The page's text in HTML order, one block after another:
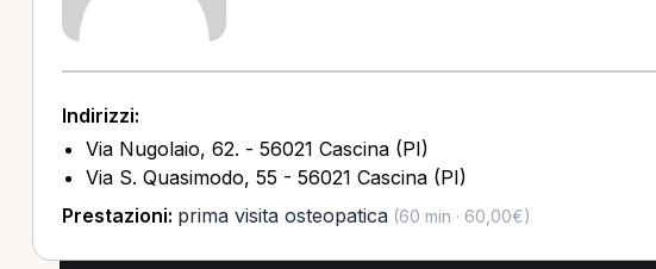
Indirizzi:
Via Nugolaio, 62. - 56021 Cascina (PI)
Via S. Quasimodo, 55 - 56021 Cascina (PI)
Prestazioni: prima visita osteopatica(60 min · 60,00€)